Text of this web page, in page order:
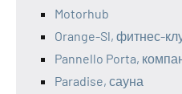
Motorhub
Orange-Sl, фитнес-
Pannello Porta,
Paradise, сауна